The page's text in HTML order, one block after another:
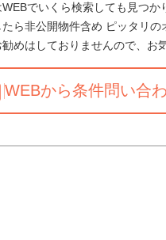
WEBでいくら検索しても見つ
ら非公開物件含め ピッタリの
めはしておりませんので、お
WEBから条件問い合